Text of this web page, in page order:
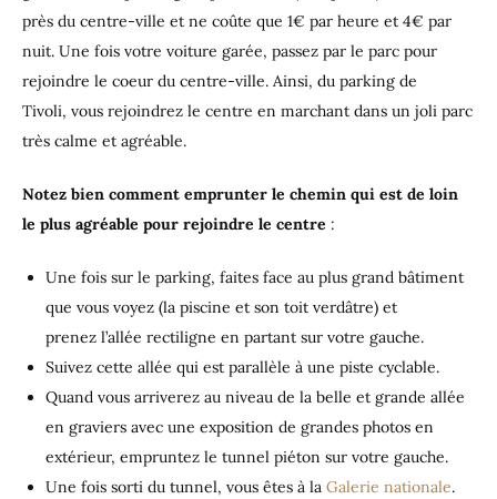
près du centre-ville et ne coûte que 1€ par heure et 4€ par
nuit. Une fois votre voiture garée, passez par le parc pour
rejoindre le coeur du centre-ville. Ainsi, du parking de
Tivoli, vous rejoindrez le centre en marchant dans un joli parc
très calme et agréable.
Notez bien comment emprunter le chemin qui est de loin
le plus agréable pour rejoindre le centre :
Une fois sur le parking, faites face au plus grand bâtiment
que vous voyez (la piscine et son toit verdâtre) et
prenez l’allée rectiligne en partant sur votre gauche.
Suivez cette allée qui est parallèle à une piste cyclable.
Quand vous arriverez au niveau de la belle et grande allée
en graviers avec une exposition de grandes photos en
extérieur, empruntez le tunnel piéton sur votre gauche.
Une fois sorti du tunnel, vous êtes à la Galerie nationale.